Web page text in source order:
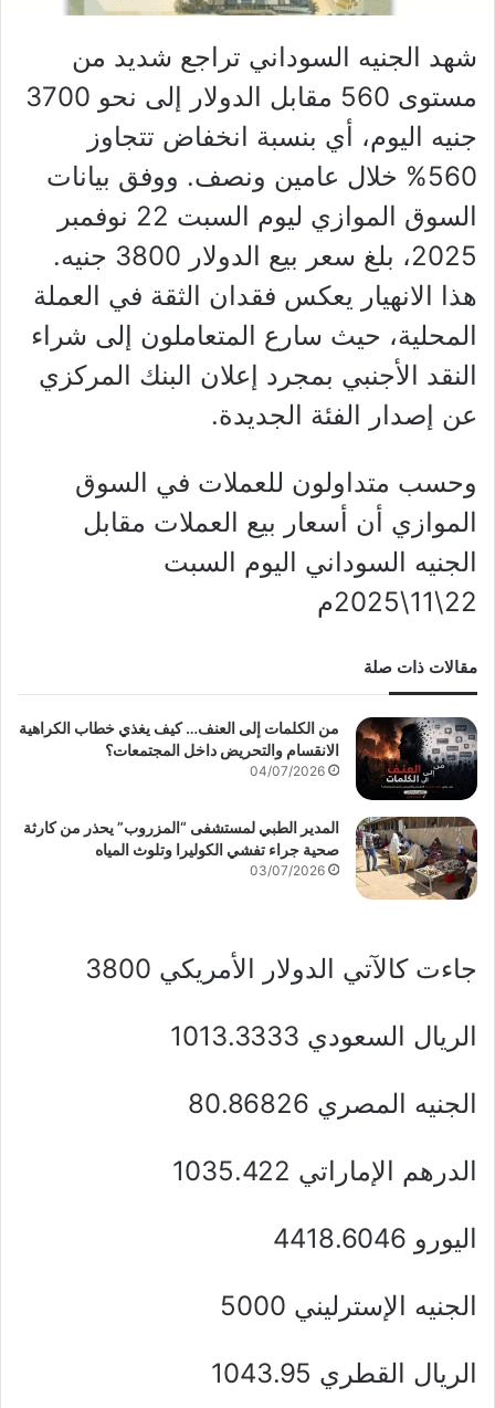
شهد الجنيه السوداني تراجع شديد من
مستوى 560 مقابل الدولار إلى نحو 3700
جنيه اليوم، أي بنسبة انخفاض تتجاوز
560% خلال عامين ونصف. ووفق بيانات
السوق الموازي ليوم السبت 22 نوفمبر
2025، بلغ سعر بيع الدولار 3800 جنيه.
هذا الانهيار يعكس فقدان الثقة في العملة
المحلية، حيث سارع المتعاملون إلى شراء
النقد الأجنبي بمجرد إعلان البنك المركزي
عن إصدار الفئة الجديدة.
وحسب متداولون للعملات في السوق
الموازي أن أسعار بيع العملات مقابل
الجنيه السوداني اليوم السبت
22\11\2025م
مقالات ذات صلة
من الكلمات إلى العنف… كيف يغذي خطاب الكراهية
الانقسام والتحريض داخل المجتمعات؟
04/07/2026
المدير الطبي لمستشفى “المزروب” يحذر من كارثة
صحية جراء تفشي الكوليرا وتلوث المياه
03/07/2026
جاءت كالآتي الدولار الأمريكي 3800
الريال السعودي 1013.3333
الجنيه المصري 80.86826
الدرهم الإماراتي 1035.422
اليورو 4418.6046
الجنيه الإسترليني 5000
الريال القطري 1043.95